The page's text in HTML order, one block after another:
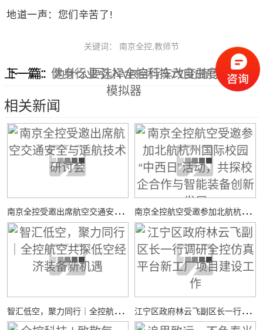
地道一声：您们辛苦了!
关键词： 南京全控,教师节
上一篇： 健身行业引入VR自行车改变骑行训练
下一篇：为什么要选择全控科技六自由度飞行
模拟器
相关新闻
南
京全控受邀出席航空交通安全与适航技术研讨会 南
京全控航空受邀参加北航杭州国际校园“中西日”活动，共探校企合作与智能装备创新发展
智
汇低空，聚力同行｜全控航空共探低空经济装备新机遇 江
宁区政府林云飞副区长一行调研全控仿真平台新工厂项目建设工作